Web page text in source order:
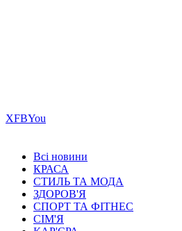
ХFBYou
Всі новини
КРАСА
СТИЛЬ ТА МОДА
ЗДОРОВ'Я
СПОРТ ТА ФІТНЕС
СІМ'Я